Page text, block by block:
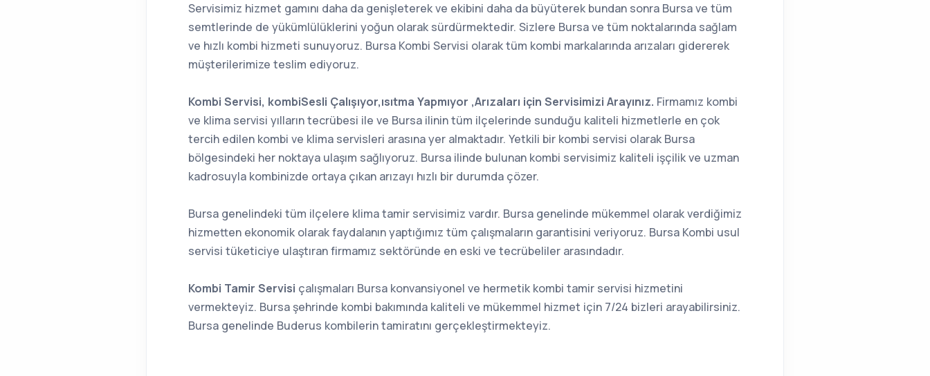
Servisimiz hizmet gamını daha da genişleterek ve ekibini daha da büyüterek bundan sonra Bursa ve tüm
semtlerinde de yükümlülüklerini yoğun olarak sürdürmektedir. Sizlere Bursa ve tüm noktalarında sağlam
ve hızlı kombi hizmeti sunuyoruz. Bursa Kombi Servisi olarak tüm kombi markalarında arızaları gidererek
müşterilerimize teslim ediyoruz.
Kombi Servisi, kombiSesli Çalışıyor,ısıtma Yapmıyor ,Arızaları için Servisimizi Arayınız. Firmamız kombi
ve klima servisi yılların tecrübesi ile ve Bursa ilinin tüm ilçelerinde sunduğu kaliteli hizmetlerle en çok
tercih edilen kombi ve klima servisleri arasına yer almaktadır. Yetkili bir kombi servisi olarak Bursa
bölgesindeki her noktaya ulaşım sağlıyoruz. Bursa ilinde bulunan kombi servisimiz kaliteli işçilik ve uzman
kadrosuyla kombinizde ortaya çıkan arızayı hızlı bir durumda çözer.
Bursa genelindeki tüm ilçelere klima tamir servisimiz vardır. Bursa genelinde mükemmel olarak verdiğimiz
hizmetten ekonomik olarak faydalanın yaptığımız tüm çalışmaların garantisini veriyoruz. Bursa Kombi usul
servisi tüketiciye ulaştıran firmamız sektöründe en eski ve tecrübeliler arasındadır.
Kombi Tamir Servisi çalışmaları Bursa konvansiyonel ve hermetik kombi tamir servisi hizmetini
vermekteyiz. Bursa şehrinde kombi bakımında kaliteli ve mükemmel hizmet için 7/24 bizleri arayabilirsiniz.
Bursa genelinde Buderus kombilerin tamiratını gerçekleştirmekteyiz.